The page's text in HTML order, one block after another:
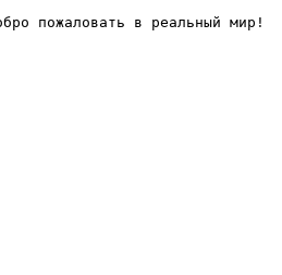
пожаловать в реальный мир!